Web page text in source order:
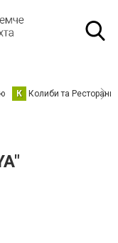
К Колиби та Ресторани